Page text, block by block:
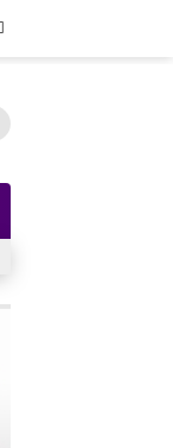
Keselamatan